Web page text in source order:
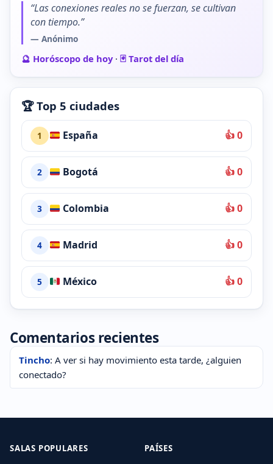
“Las conexiones reales no se fuerzan, se cultivan
con tiempo.”
— Anónimo
🔮 Horóscopo de hoy· 🃏 Tarot del día
🏆 Top 5 ciudades
1 España 👍 0
2 Bogotá 👍 0
3 Colombia 👍 0
4 Madrid 👍 0
5 México 👍 0
Comentarios recientes
Tincho: A ver si hay movimiento esta tarde, ¿alguien
conectado?
SALAS POPULARES PAÍSES